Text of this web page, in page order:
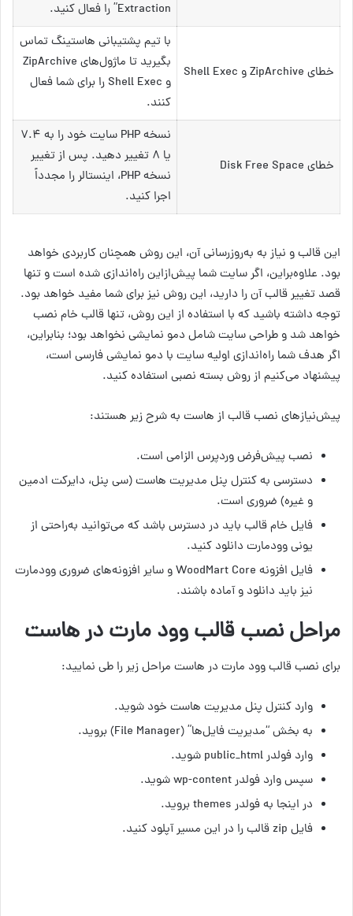
Extraction” را فعال کنید.
خطای ZipArchive و Shell Exec
با تیم پشتیبانی هاستینگ تماس
بگیرید تا ماژول‌های ZipArchive
و Shell Exec را برای شما فعال
کنند.
خطای Disk Free Space
نسخه PHP سایت خود را به ۷.۴
یا ۸ تغییر دهید. پس از تغییر
نسخه PHP، اینستالر را مجدداً
اجرا کنید.
این قالب و نیاز به به‌‌روزرسانی آن، این روش همچنان کاربردی خواهد
بود. علاوه‌بر‌این، اگر سایت شما پیش‌ازاین راه‌اندازی شده است و تنها
قصد تغییر قالب آن را دارید، این روش نیز برای شما مفید خواهد بود.
توجه داشته باشید که با استفاده از این روش، تنها قالب خام نصب
خواهد شد و طراحی سایت شامل دمو نمایشی نخواهد بود؛ بنابراین،
اگر هدف شما راه‌اندازی اولیه سایت با دمو نمایشی فارسی است،
پیشنهاد می‌کنیم از روش بسته نصبی استفاده کنید.
پیش‌نیازهای نصب قالب از هاست به شرح زیر هستند:
نصب پیش‌فرض وردپرس الزامی است.
دسترسی به کنترل پنل مدیریت هاست (سی پنل، دایرکت ادمین
و غیره) ضروری است.
فایل خام قالب باید در دسترس باشد که می‌توانید به‌راحتی از
یونی وودمارت دانلود کنید.
فایل افزونه WoodMart Core و سایر افزونه‌های ضروری وودمارت
نیز باید دانلود و آماده باشند.
مراحل نصب قالب وود مارت در هاست
برای نصب قالب وود مارت در هاست مراحل زیر را طی نمایید:
وارد کنترل پنل مدیریت هاست خود شوید.
به بخش “مدیریت فایل‌ها” (File Manager) بروید.
وارد فولدر public_html شوید.
سپس وارد فولدر wp-content شوید.
در اینجا به فولدر themes بروید.
فایل zip قالب را در این مسیر آپلود کنید.